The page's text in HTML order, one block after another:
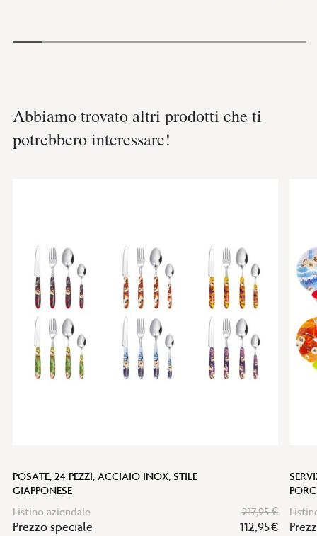
Abbiamo trovato altri prodotti che ti
potrebbero interessare!
POSATE, 24 PEZZI, ACCIAIO INOX, STILE
GIAPPONESE
Listino aziendale
217,95 €
Prezzo speciale 112,95 €